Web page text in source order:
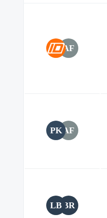
AF
PK AF
LB BR